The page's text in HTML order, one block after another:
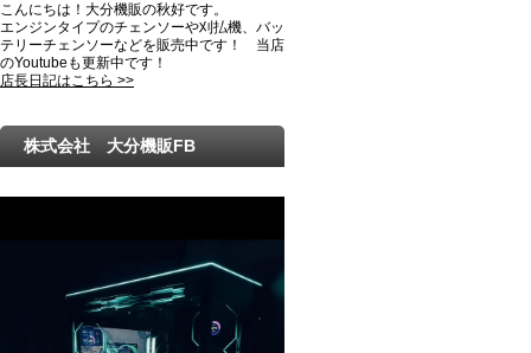
こんにちは！大分機販の秋好です。
エンジンタイプのチェンソーや刈払機、バッ
テリーチェンソーなどを販売中です！ 当店
のYoutubeも更新中です！
店長日記はこちら >>
株式会社 大分機販FB